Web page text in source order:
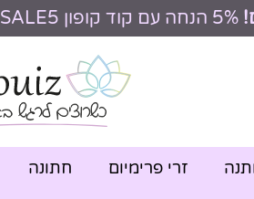
5% הנחה עם קוד קופון SALE5 - הזמינו עד 15:00 וקבלו היום
זרי פרימיום חתונה